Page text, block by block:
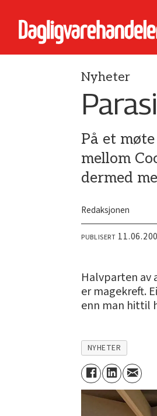
Nyheter
På et
mellom
dermed
Redaksjonen
PUBLISERT
Halvparten av
er magekreft.
enn man hittil
NYHETER